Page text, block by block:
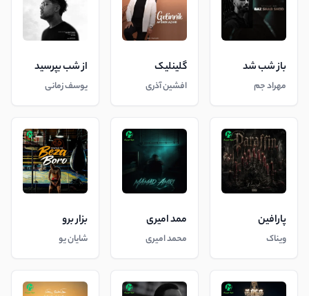
باز شب شد
مهراد جم
گلینلیک
افشین آذری
از شب بپرسید
یوسف زمانی
پارافین
ویناک
ممد امیری
محمد امیری
بزار برو
شایان یو